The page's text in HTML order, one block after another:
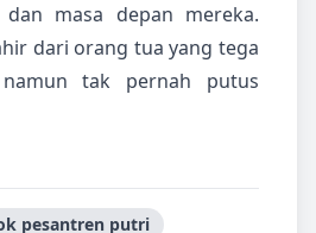
masa depan mereka.
dari orang tua yang tega
tak pernah putus
pesantren putri